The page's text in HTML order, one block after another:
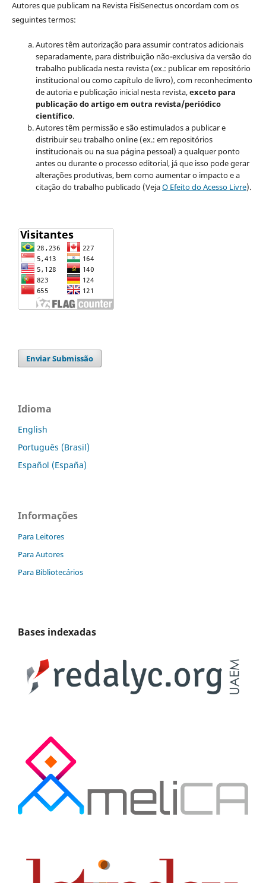
Autores que publicam na Revista FisiSenectus oncordam com os
seguintes termos:
Autores têm autorização para assumir contratos adicionais
separadamente, para distribuição não-exclusiva da versão do
trabalho publicada nesta revista (ex.: publicar em repositório
institucional ou como capítulo de livro), com reconhecimento
de autoria e publicação inicial nesta revista,exceto para
publicação do artigo em outra revista/periódico
científico.
Autores têm permissão e são estimulados a publicar e
distribuir seu trabalho online (ex.: em repositórios
institucionais ou na sua página pessoal) a qualquer ponto
antes ou durante o processo editorial, já que isso pode gerar
alterações produtivas, bem como aumentar o impacto e a
citação do trabalho publicado (VejaO Efeito do Acesso Livre).
Enviar Submissão
Idioma
English
Português (Brasil)
Español (España)
Informações
Para Leitores
Para Autores
Para Bibliotecários
Bases indexadas